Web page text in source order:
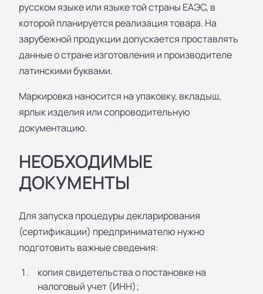
русском языке или языке той страны ЕАЭС, в
которой планируется реализация товара. На
зарубежной продукции допускается проставлять
данные о стране изготовления и производителе
латинскими буквами.
Маркировка наносится на упаковку, вкладыш,
ярлык изделия или сопроводительную
документацию.
НЕОБХОДИМЫЕ
ДОКУМЕНТЫ
Для запуска процедуры декларирования
(сертификации) предпринимателю нужно
подготовить важные сведения:
копия свидетельства о постановке на
налоговый учет (ИНН);